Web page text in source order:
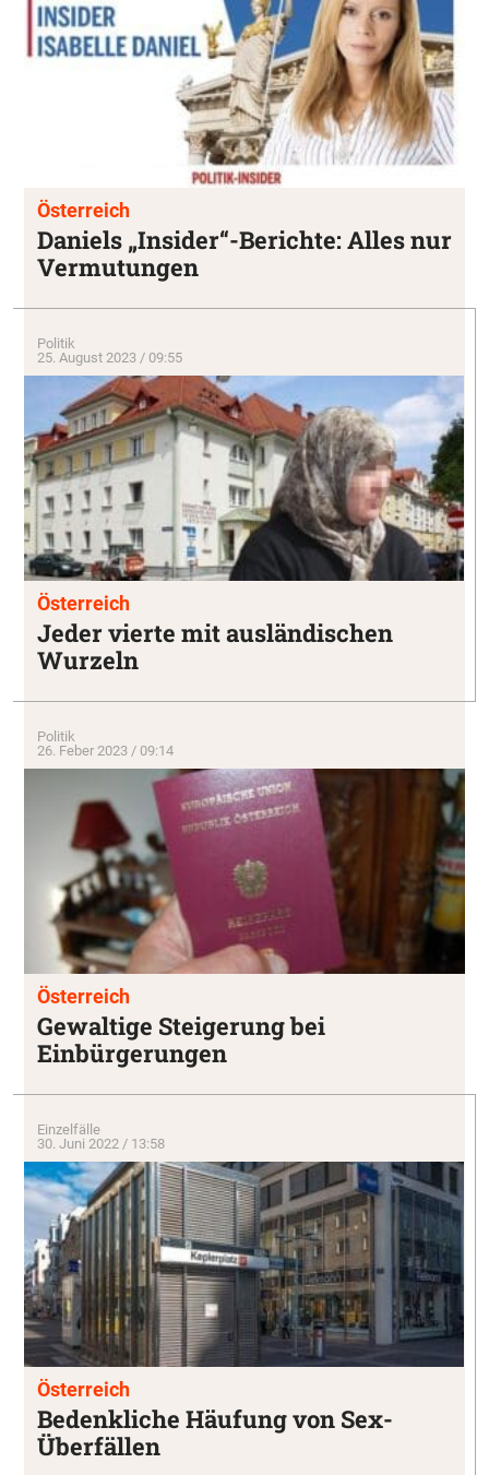
Österreich
Daniels „Insider“-Berichte: Alles nur
Vermutungen
Politik
25. August 2023 / 09:55
Österreich
Jeder vierte mit ausländischen
Wurzeln
Politik
26. Feber 2023 / 09:14
Österreich
Gewaltige Steigerung bei
Einbürgerungen
Einzelfälle
30. Juni 2022 / 13:58
Österreich
Bedenkliche Häufung von Sex-
Überfällen